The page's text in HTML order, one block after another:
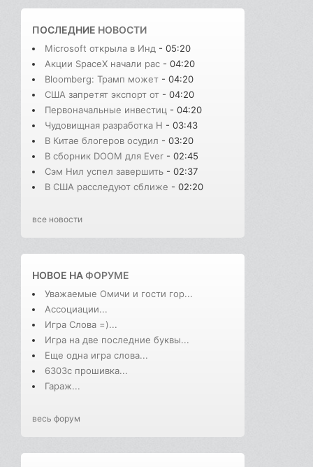
ПОСЛЕДНИЕ НОВОСТИ
Microsoft открыла в Инд - 05:20
Акции SpaceX начали рас - 04:20
Bloomberg: Трамп может - 04:20
США запретят экспорт от - 04:20
Первоначальные инвестиц - 04:20
Чудовищная разработка H - 03:43
В Китае блогеров осудил - 03:20
В сборник DOOM для Ever - 02:45
Сэм Нил успел завершить - 02:37
В США расследуют сближе - 02:20
все новости
НОВОЕ НАФОРУМЕ
Уважаемые Омичи и гости гор...
Ассоциации...
Игра Слова =)...
Игра на две последние буквы...
Еще одна игра слова...
6303с прошивка...
Гараж...
весь форум